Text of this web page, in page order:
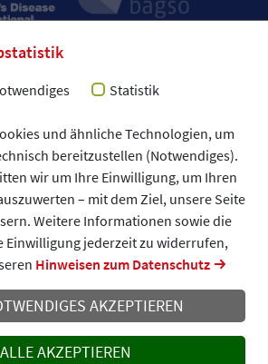
Statistik
und ähnliche Technologien, um
bereitzustellen (Notwendiges).
wir um Ihre Einwilligung, um Ihren
– mit dem Ziel, unsere Seite
Weitere Informationen sowie die
Einwilligung jederzeit zu widerrufen,
Hinweisen zum Datenschutz
AKZEPTIEREN
ALLE AKZEPTIEREN
Impressum
Geschäftsbedingungen (AGB)
Spendenformular
DAlzG © 2026